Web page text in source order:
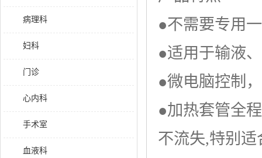
病理科
妇科
门诊
心内科
手术室
血液科
●不需要专用
●适用于输液
●微电脑控制
●加热套管全
不流失,特别